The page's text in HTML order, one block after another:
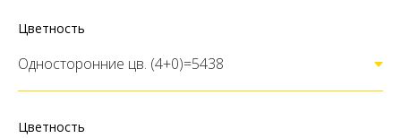
Цветность
Цветность